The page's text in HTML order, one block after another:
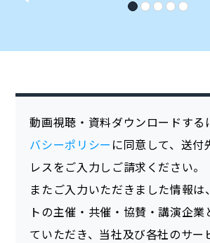
動画視聴・資料ダウンロードする
バシーポリシー に同意して、送付
レスをご入力しご請求ください。
またご入力いただきました情報は
トの主催・共催・協賛・講演企業
ていただき、当社及び各社のサー